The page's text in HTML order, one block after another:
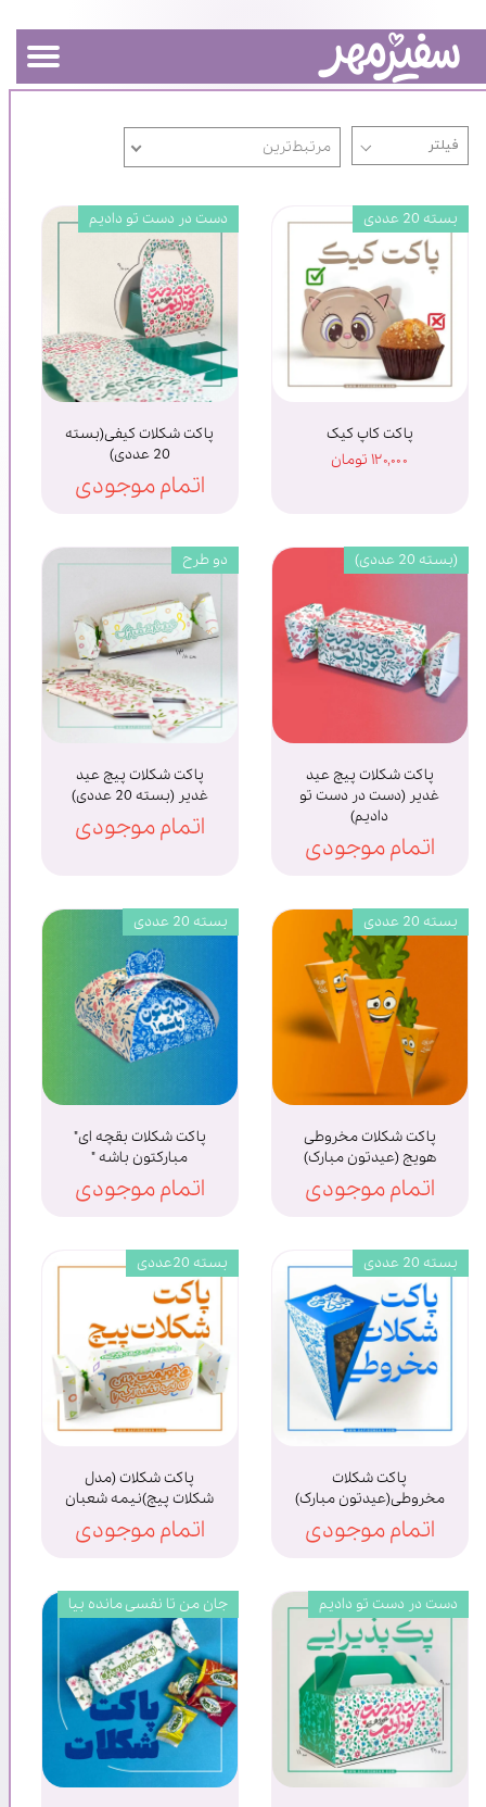
مرتبط‌ترین
پاکت کاپ کیک
۱۲۰,۰۰۰ تومان
بسته 20 عددی
پاکت شکلات کیفی(بسته
20 عددی)
اتمام موجودی
دست در دست تو دادیم
پاکت شکلات پیچ عید
غدیر (دست در دست تو
دادیم)
اتمام موجودی
(بسته 20 عددی)
پاکت شکلات پیچ عید
غدیر (بسته 20 عددی)
اتمام موجودی
دو طرح
پاکت شکلات مخروطی
هویج (عیدتون مبارک)
اتمام موجودی
بسته 20 عددی
پاکت شکلات بقچه ای"
مبارکتون باشه "
اتمام موجودی
بسته 20 عددی
پاکت شکلات
مخروطی(عیدتون مبارک)
اتمام موجودی
بسته 20 عددی
پاکت شکلات (مدل
شکلات پیچ)نیمه شعبان
اتمام موجودی
بسته 20عددی
دست در دست تو دادیم جان من تا نفسی مانده بیا